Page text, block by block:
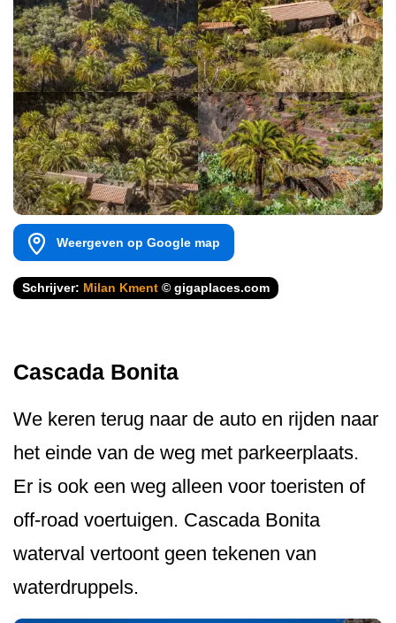
Weergeven op Google map
Schrijver: Milan Kment © gigaplaces.com
Cascada Bonita
We keren terug naar de auto en rijden naar
het einde van de weg met parkeerplaats.
Er is ook een weg alleen voor toeristen of
off-road voertuigen. Cascada Bonita
waterval vertoont geen tekenen van
waterdruppels.